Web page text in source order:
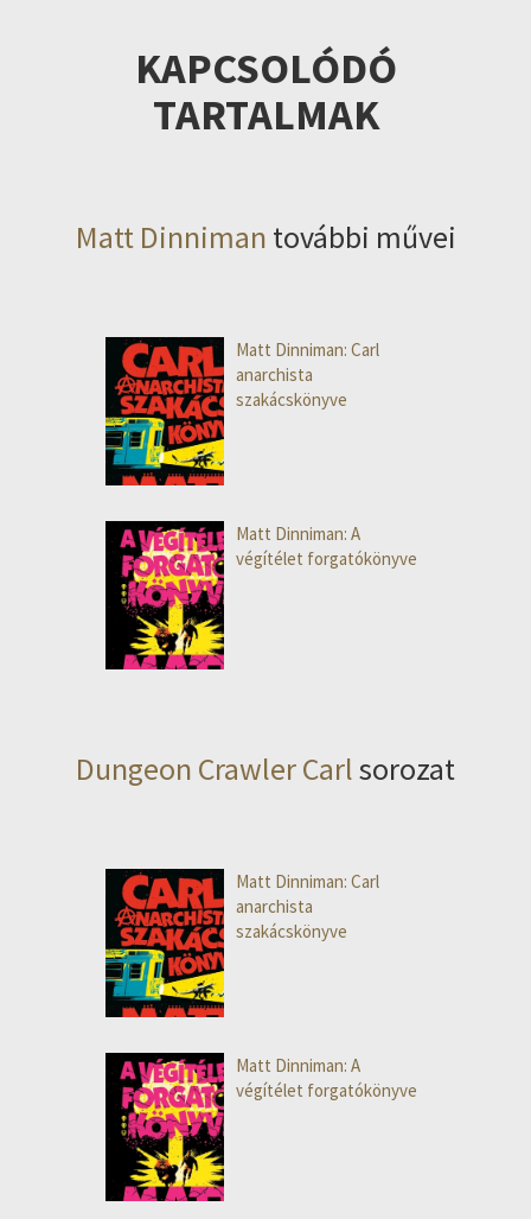
KAPCSOLÓDÓ
TARTALMAK
Matt Dinniman további művei
Matt Dinniman: Carl
anarchista
szakácskönyve
Matt Dinniman: A
végítélet forgatókönyve
Dungeon Crawler Carlsorozat
Matt Dinniman: Carl
anarchista
szakácskönyve
Matt Dinniman: A
végítélet forgatókönyve